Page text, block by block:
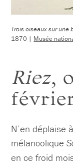
Trois oiseaux sur une
1870 | Musée
Riez,
N’en déplaise
mélancolique
en ce froid